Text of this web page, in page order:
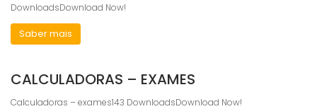
DownloadsDownload Now!
Saber mais
CALCULADORAS – EXAMES
Calculadoras – exames143 DownloadsDownload Now!